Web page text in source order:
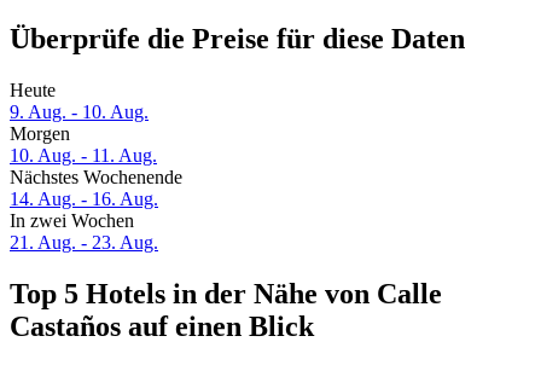
Überprüfe die Preise für diese Daten
Heute
9. Aug. - 10. Aug.
Morgen
10. Aug. - 11. Aug.
Nächstes Wochenende
14. Aug. - 16. Aug.
In zwei Wochen
21. Aug. - 23. Aug.
Top 5 Hotels in der Nähe von Calle
Castaños auf einen Blick